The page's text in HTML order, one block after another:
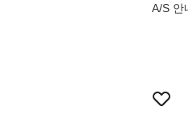
A/S 안